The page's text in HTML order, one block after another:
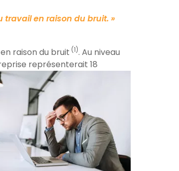
travail en raison du bruit. »
raison du bruit (1). Au niveau
représenterait 18